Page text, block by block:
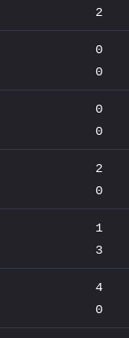
2
0
0
0
0
2
0
1
3
4
0